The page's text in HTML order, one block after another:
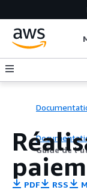
Guide de
PDF RSS